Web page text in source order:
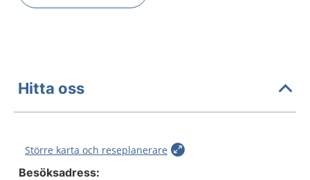
Hitta oss
Större karta och reseplanerare
Besöksadress: